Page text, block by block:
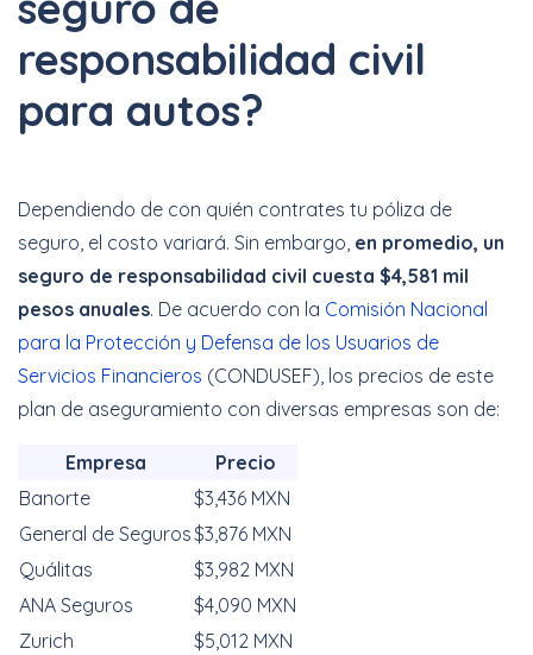
responsabilidad civil
para autos?
Dependiendo de con quién contrates tu póliza de
seguro, el costo variará. Sin embargo, en promedio, un
seguro de responsabilidad civil cuesta $4,581 mil
pesos anuales. De acuerdo con la Comisión Nacional
para la Protección y Defensa de los Usuarios de
Servicios Financieros (CONDUSEF), los precios de este
plan de aseguramiento con diversas empresas son de:
Empresa
Precio
Banorte
$3,436 MXN
General de Seguros$3,876 MXN
Quálitas
$3,982 MXN
ANA Seguros
$4,090 MXN
Zurich
$5,012 MXN